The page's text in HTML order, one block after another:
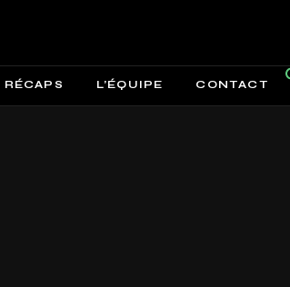
RÉCAPS L’ÉQUIPE CONTACT